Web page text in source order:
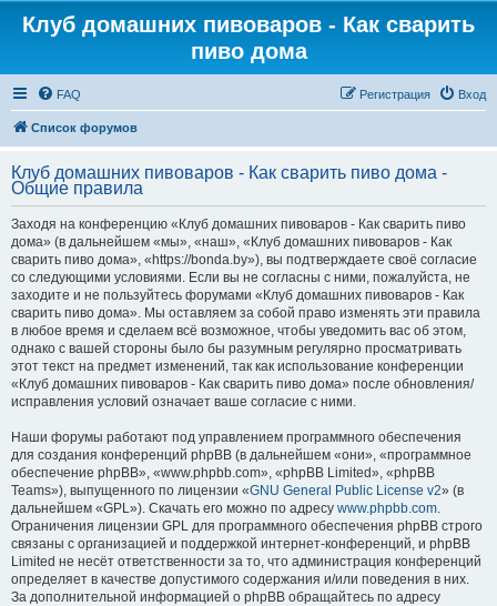
Клуб домашних пивоваров - Как cварить
пиво дома
FAQ Вход
Регистрация
Список форумов
Клуб домашних пивоваров - Как cварить пиво дома -
Общие правила
Заходя на конференцию «Клуб домашних пивоваров - Как cварить пиво
дома» (в дальнейшем «мы», «наш», «Клуб домашних пивоваров - Как
cварить пиво дома», «https://bonda.by»), вы подтверждаете своё согласие
со следующими условиями. Если вы не согласны с ними, пожалуйста, не
заходите и не пользуйтесь форумами «Клуб домашних пивоваров - Как
cварить пиво дома». Мы оставляем за собой право изменять эти правила
в любое время и сделаем всё возможное, чтобы уведомить вас об этом,
однако с вашей стороны было бы разумным регулярно просматривать
этот текст на предмет изменений, так как использование конференции
«Клуб домашних пивоваров - Как cварить пиво дома» после обновления/
исправления условий означает ваше согласие с ними.
Наши форумы работают под управлением программного обеспечения
для создания конференций phpBB (в дальнейшем «они», «программное
обеспечение phpBB», «www.phpbb.com», «phpBB Limited», «phpBB
Teams»), выпущенного по лицензии «GNU General Public License v2» (в
дальнейшем «GPL»). Скачать его можно по адресу www.phpbb.com.
Ограничения лицензии GPL для программного обеспечения phpBB строго
связаны с организацией и поддержкой интернет-конференций, и phpBB
Limited не несёт ответственности за то, что администрация конференций
определяет в качестве допустимого содержания и/или поведения в них.
За дополнительной информацией о phpBB обращайтесь по адресу